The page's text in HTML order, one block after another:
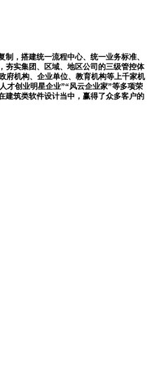
，搭建统一流程中心、统一业务标准、
夯实集团、区域、地区公司的三级管控体
府机构、企业单位、教育机构等上千家机
才创业明星企业”“风云企业家”等多项荣
建筑类软件设计当中，赢得了众多客户的